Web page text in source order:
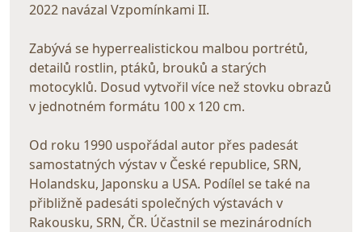
2022 navázal Vzpomínkami II.
Zabývá se hyperrealistickou malbou portrétů,
detailů rostlin, ptáků, brouků a starých
motocyklů. Dosud vytvořil více než stovku obrazů
v jednotném formátu 100 x 120 cm.
Od roku 1990 uspořádal autor přes padesát
samostatných výstav v České republice, SRN,
Holandsku, Japonsku a USA. Podílel se také na
přibližně padesáti společných výstavách v
Rakousku, SRN, ČR. Účastnil se mezinárodních